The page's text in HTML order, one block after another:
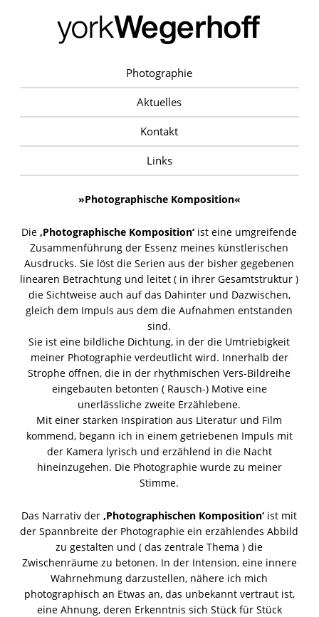
Photographie
Aktuelles
Kontakt
Links
»Photographische Komposition«
Die ‚Photographische Komposition‘ ist eine umgreifende
Zusammenführung der Essenz meines künstlerischen
Ausdrucks. Sie löst die Serien aus der bisher gegebenen
linearen Betrachtung und leitet ( in ihrer Gesamtstruktur )
die Sichtweise auch auf das Dahinter und Dazwischen,
gleich dem Impuls aus dem die Aufnahmen entstanden
sind.
Sie ist eine bildliche Dichtung, in der die Umtriebigkeit
meiner Photographie verdeutlicht wird. Innerhalb der
Strophe öffnen, die in der rhythmischen Vers-Bildreihe
eingebauten betonten ( Rausch-) Motive eine
unerlässliche zweite Erzählebene.
Mit einer starken Inspiration aus Literatur und Film
kommend, begann ich in einem getriebenen Impuls mit
der Kamera lyrisch und erzählend in die Nacht
hineinzugehen. Die Photographie wurde zu meiner
Stimme.
Das Narrativ der ‚Photographischen Komposition‘ ist mit
der Spannbreite der Photographie ein erzählendes Abbild
zu gestalten und ( das zentrale Thema ) die
Zwischenräume zu betonen. In der Intension, eine innere
Wahrnehmung darzustellen, nähere ich mich
photographisch an Etwas an, das unbekannt vertraut ist,
eine Ahnung, deren Erkenntnis sich Stück für Stück